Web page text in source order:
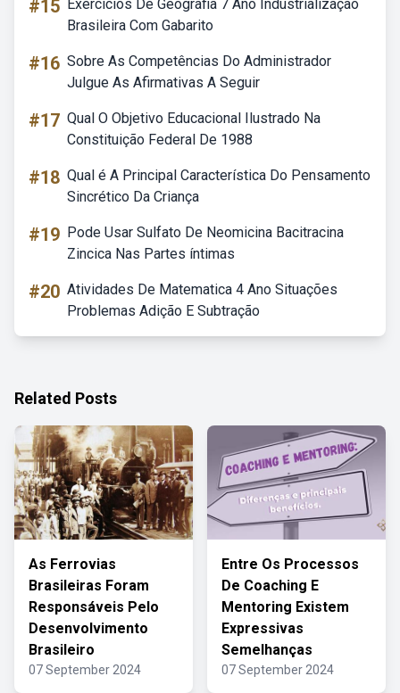
#15 Exercícios De Geografia 7 Ano Industrialização
Brasileira Com Gabarito
#16 Sobre As Competências Do Administrador
Julgue As Afirmativas A Seguir
#17 Qual O Objetivo Educacional Ilustrado Na
Constituição Federal De 1988
#18 Qual é A Principal Característica Do Pensamento
Sincrético Da Criança
#19 Pode Usar Sulfato De Neomicina Bacitracina
Zincica Nas Partes íntimas
#20 Atividades De Matematica 4 Ano Situações
Problemas Adição E Subtração
Related Posts
As Ferrovias
Brasileiras Foram
Responsáveis Pelo
Desenvolvimento
Brasileiro
07 September 2024
Entre Os Processos
De Coaching E
Mentoring Existem
Expressivas
Semelhanças
07 September 2024